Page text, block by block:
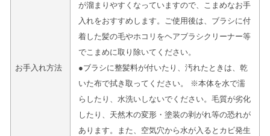
お手入れ方法
が溜まりやすくなっていますので、こまめなお手
入れをおすすめします。ご使用後は、ブラシに付
着した髪の毛やホコリをヘアブラシクリーナー等
でこまめに取り除いてください。
●ブラシに整髪料が付いたり、汚れたときは、乾
いた布で拭き取ってください。 ※本体を水で濡
らしたり、水洗いしないでください。毛質が劣化
したり、天然木の変形・塗装の剥がれ等の恐れが
あります。また、空気穴から水が入るとカビ発生